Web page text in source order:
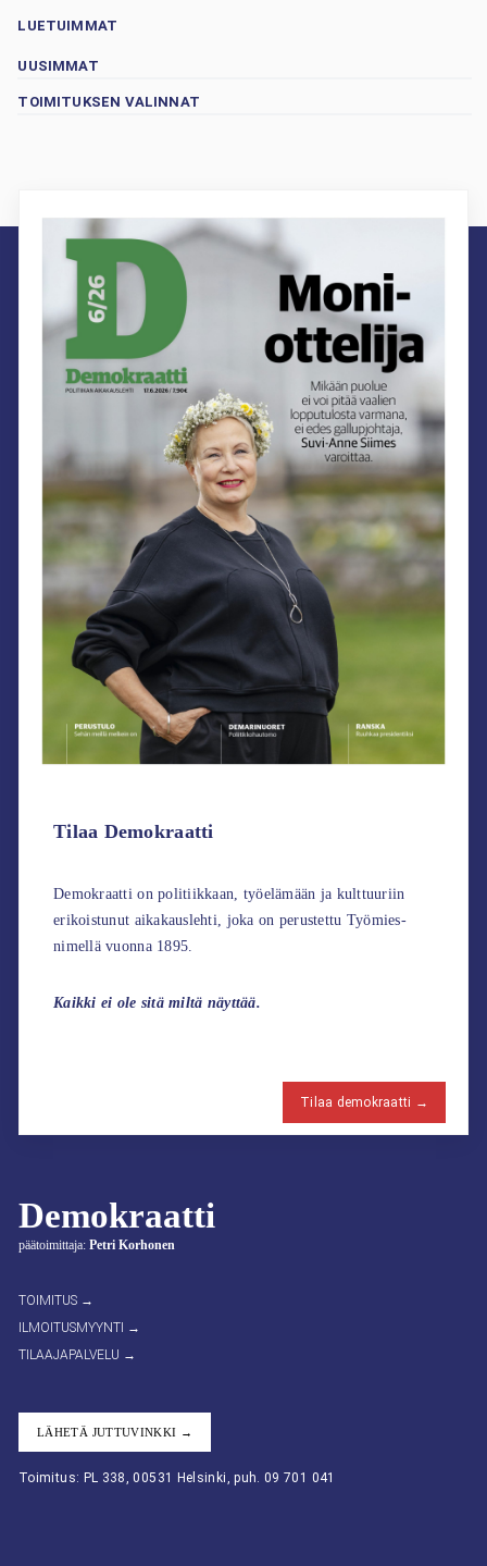
LUETUIMMAT
UUSIMMAT
TOIMITUKSEN VALINNAT
Demokraatti
päätoimittaja: Petri Korhonen
TOIMITUS →
ILMOITUSMYYNTI →
TILAAJAPALVELU →
LÄHETÄ JUTTUVINKKI →
Toimitus: PL 338, 00531 Helsinki, puh. 09 701 041
Tilaa Demokraatti
Demokraatti on politiikkaan, työelämään ja kulttuuriin
erikoistunut aikakauslehti, joka on perustettu Työmies-
nimellä vuonna 1895.
Kaikki ei ole sitä miltä näyttää.
Tilaa demokraatti →